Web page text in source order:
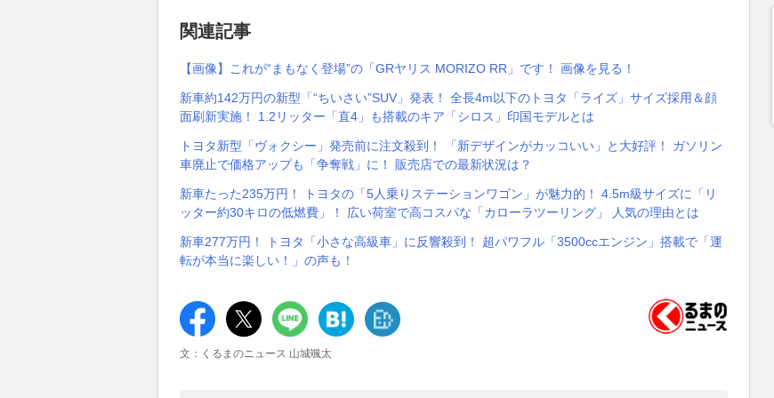
関連記事
【画像】これが“まもなく登場”の「GRヤリス MORIZO RR」です！ 画像を見る！
新車約142万円の新型「“ちいさい”SUV」発表！ 全長4m以下のトヨタ「ライズ」サイズ採用＆顔
面刷新実施！ 1.2リッター「直4」も搭載のキア「シロス」印国モデルとは
トヨタ新型「ヴォクシー」発売前に注文殺到！ 「新デザインがカッコいい」と大好評！ ガソリン
車廃止で価格アップも「争奪戦」に！ 販売店での最新状況は？
新車たった235万円！ トヨタの「5人乗りステーションワゴン」が魅力的！ 4.5m級サイズに「リ
ッター約30キロの低燃費」！ 広い荷室で高コスパな「カローラツーリング」 人気の理由とは
新車277万円！ トヨタ「小さな高級車」に反響殺到！ 超パワフル「3500ccエンジン」搭載で「運
転が本当に楽しい！」の声も！
文：くるまのニュース 山城颯太